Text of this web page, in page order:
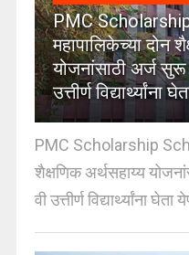
PMC
महापालिकेच्या दोन
योजनांसाठी अर्ज
उत्तीर्ण विद्यार्थ्यांना
PMC Scholarship
शैक्षणिक अर्थसहाय्य
वी उत्तीर्ण विद्यार्थ्यांना